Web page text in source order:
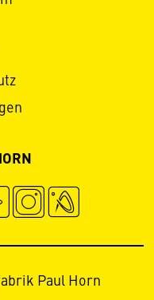
Paul Horn